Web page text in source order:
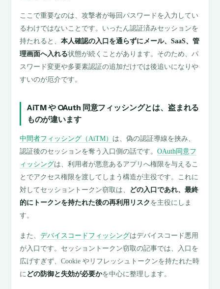
ここで重要なのは、攻撃者が毎回パスワードを入力してい
るわけではないことです。いったん認証済みセッションを
持たれると、本人確認の入口を通らずにメール、SaaS、管
理画面へ入れる状態が続くことがあります。そのため、パ
スワード変更や多要素認証の追加だけでは後追いになりや
すいのが厄介です。
AiTM や OAuth 同意フィッシングとは、盗まれる
ものが違います
中間者フィッシング（AiTM） は、偽の認証導線を挟み、
認証後のセッションを奪う入口側の話です。OAuth同意フ
ィッシングは、利用者が悪意あるアプリへ権限を与えるこ
とでアクセス権限を渡してしまう構造が主役です。これに
対してセッショントークン窃取は、
どの入口であれ、最終
的にトークンを持たれた後の再利用リスク を主役にしま
す。
また、デバイスコードフィッシングはデバイスコード悪用
が入口です。セッショントークン窃取の記事では、入口を
広げすぎず、Cookie やリフレッシュトークンを持たれた時
に どの防御と失効が必要かを中心に整理します。